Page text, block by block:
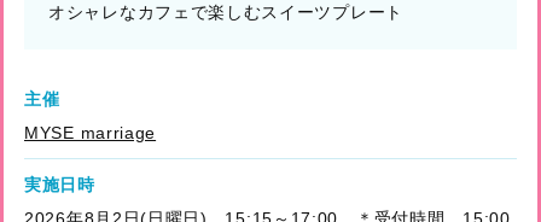
オシャレなカフェで楽しむスイーツプレート
主催
MYSE marriage
実施日時
2026年8月2日(日曜日) 15:15～17:00 ＊受付時間 15:00